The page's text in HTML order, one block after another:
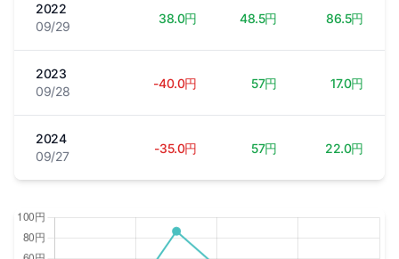
2022
09/29
38.0円 48.5円 86.5円
2023
09/28
-40.0円 57円 17.0円
2024
09/27
-35.0円 57円 22.0円